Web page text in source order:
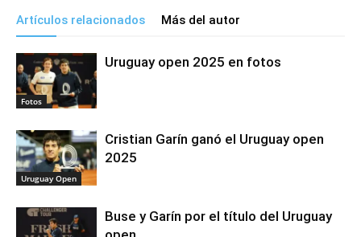
Artículos relacionados Más del autor
Fotos
Uruguay open 2025 en fotos
Uruguay Open
Cristian Garín ganó el Uruguay open
2025
Buse y Garín por el título del Uruguay